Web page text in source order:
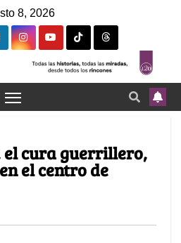
8, 2026
el cura guerrillero,
el centro de